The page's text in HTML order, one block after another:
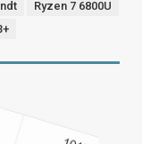
Ryzen 7 6800U